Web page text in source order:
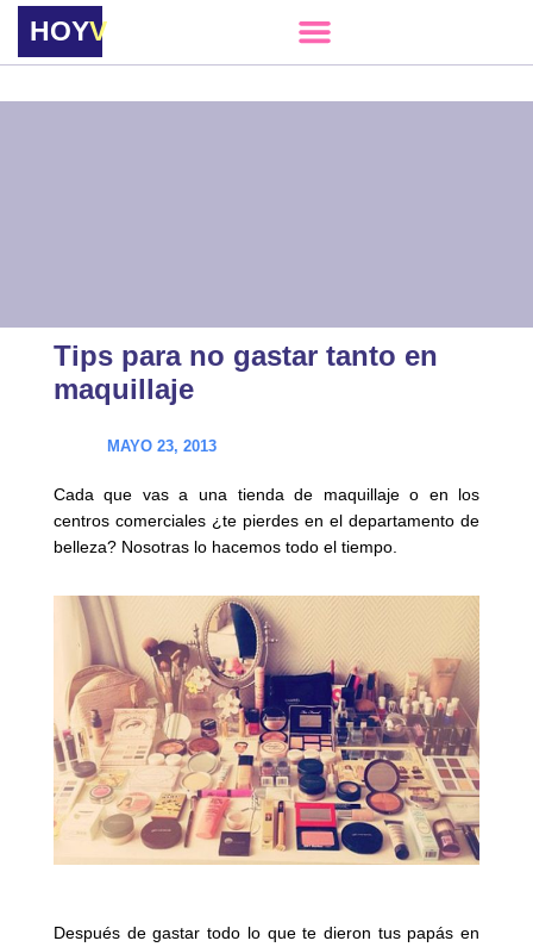
HOYVERE
Tips para no gastar tanto en
maquillaje
MAYO 23, 2013
Cada que vas a una tienda de maquillaje o en los
centros comerciales ¿te pierdes en el departamento de
belleza? Nosotras lo hacemos todo el tiempo.
Después de gastar todo lo que te dieron tus papás en